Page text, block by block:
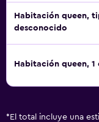
Habitación queen,
desconocido
Habitación queen, 1
* El total incluye una